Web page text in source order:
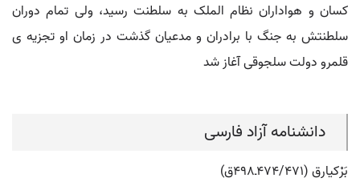
کسان و هواداران نظام الملک به سلطنت رسید، ولی تمام دوران
سلطنتش به جنگ با برادران و مدعیان گذشت در زمان او تجزیه ی
قلمرو دولت سلجوقی آغاز شد
دانشنامه آزاد فارسی
بَرْکیارق (۴۷۴/۴۷۱ـ۴۹۸ق)